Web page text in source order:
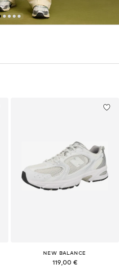
NEW BALANCE
119,00 €